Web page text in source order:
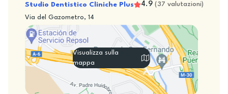
Studio Dentistico Cliniche Plus 4.9 (37 valutazioni)
Via del Gazometro, 14
Visualizza sulla
mappa